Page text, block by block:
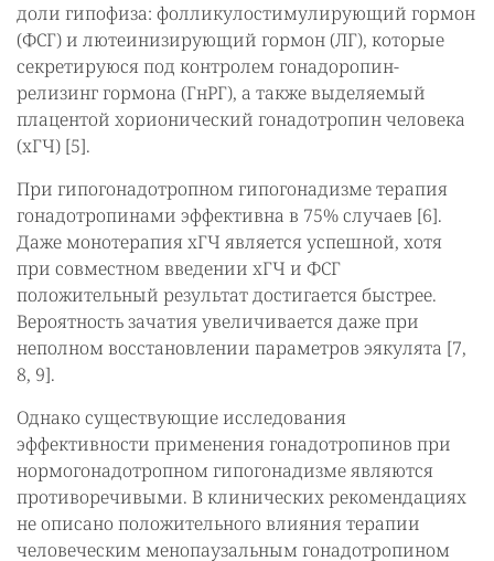
доли гипофиза: фолликулостимулирующий гормон
(ФСГ) и лютеинизирующий гормон (ЛГ), которые
секретируюся под контролем гонадоропин-
релизинг гормона (ГнРГ), а также выделяемый
плацентой хорионический гонадотропин человека
(хГЧ) [5].
При гипогонадотропном гипогонадизме терапия
гонадотропинами эффективна в 75% случаев [6].
Даже монотерапия хГЧ является успешной, хотя
при совместном введении хГЧ и ФСГ
положительный результат достигается быстрее.
Вероятность зачатия увеличивается даже при
неполном восстановлении параметров эякулята [7,
8, 9].
Однако существующие исследования
эффективности применения гонадотропинов при
нормогонадотропном гипогонадизме являются
противоречивыми. В клинических рекомендациях
не описано положительного влияния терапии
человеческим менопаузальным гонадотропином